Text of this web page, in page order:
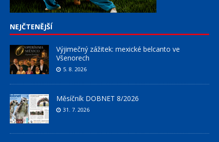
NEJČTENĚJŠÍ
Výjimečný zážitek: mexické belcanto ve
Všenorech
5. 8. 2026
Měsíčník DOBNET 8/2026
31. 7. 2026